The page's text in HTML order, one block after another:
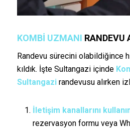
KOMBI UZMANI RANDEVU
Randevu sürecini olabildiğince
kıldık. İşte Sultangazi içinde
Sultangazirandevusu alırken
İletişim kanallarını
rezervasyon formu veya